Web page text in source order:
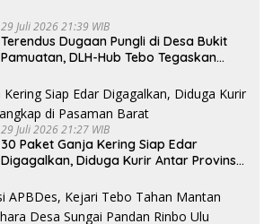
29 Juli 2026 21:39 WIB
Terendus Dugaan Pungli di Desa Bukit
Pamuatan, DLH-Hub Tebo Tegaskan
Umum
29 Juli 2026 21:27 WIB
30 Paket Ganja Kering Siap Edar
Digagalkan, Diduga Kurir Antar Provinsi